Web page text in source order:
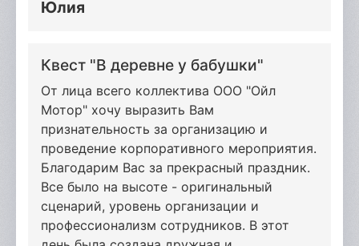
Юлия
Квест "В деревне у бабушки"
От лица всего коллектива ООО "Ойл
Мотор" хочу выразить Вам
признательность за организацию и
проведение корпоративного мероприятия.
Благодарим Вас за прекрасный праздник.
Все было на высоте - оригинальный
сценарий, уровень организации и
профессионализм сотрудников. В этот